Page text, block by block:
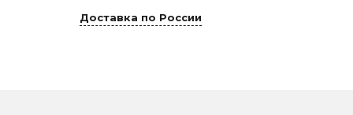
Доставка по России